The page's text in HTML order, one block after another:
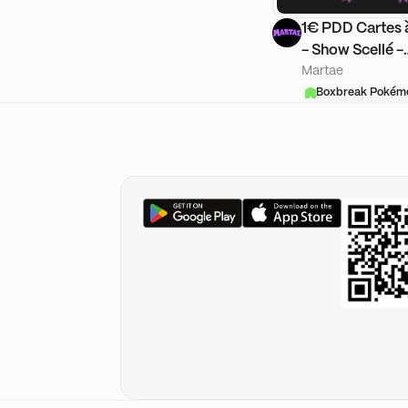
1€ PDD Cartes
- Show Scellé -
BoxBreak -
🏻
Martae
Boxbreak